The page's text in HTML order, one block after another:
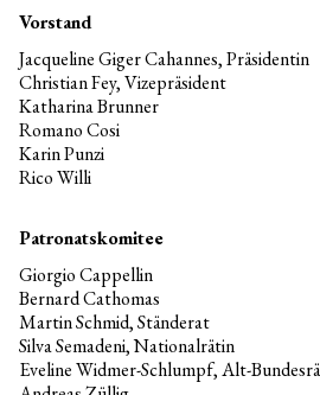
Vorstand
Jacqueline Giger Cahannes, Präsidentin
Christian Fey, Vizepräsident
Katharina Brunner
Romano Cosi
Karin Punzi
Rico Willi
Patronatskomitee
Giorgio Cappellin
Bernard Cathomas
Martin Schmid, Ständerat
Silva Semadeni, Nationalrätin
Eveline Widmer-Schlumpf, Alt-